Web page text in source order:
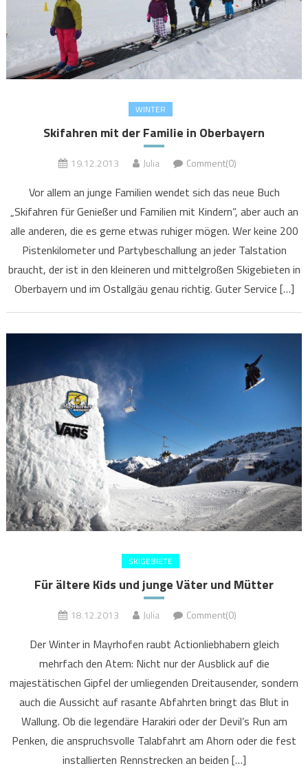
WINTER
Skifahren mit der Familie in Oberbayern
19.12.2013 Julia Comment(0)
Vor allem an junge Familien wendet sich das neue Buch
„Skifahren für Genießer und Familien mit Kindern“, aber auch an
alle anderen, die es gerne etwas ruhiger mögen. Wer keine 200
Pistenkilometer und Partybeschallung an jeder Talstation
braucht, der ist in den kleineren und mittelgroßen Skigebieten in
Oberbayern und im Ostallgäu genau richtig. Guter Service […]
SKIGEBIETE
Für ältere Kids und junge Väter und Mütter
18.12.2013 Julia Comment(0)
Der Winter in Mayrhofen raubt Actionliebhabern gleich
mehrfach den Atem: Nicht nur der Ausblick auf die
majestätischen Gipfel der umliegenden Dreitausender, sondern
auch die Aussicht auf rasante Abfahrten bringt das Blut in
Wallung. Ob die legendäre Harakiri oder der Devil’s Run am
Penken, die anspruchsvolle Talabfahrt am Ahorn oder die fest
installierten Rennstrecken an beiden […]